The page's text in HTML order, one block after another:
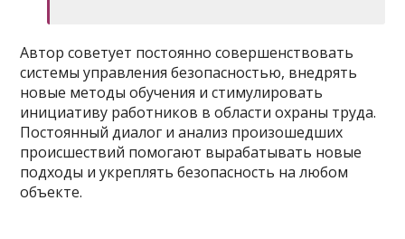
Автор советует постоянно совершенствовать
системы управления безопасностью, внедрять
новые методы обучения и стимулировать
инициативу работников в области охраны труда.
Постоянный диалог и анализ произошедших
происшествий помогают вырабатывать новые
подходы и укреплять безопасность на любом
объекте.